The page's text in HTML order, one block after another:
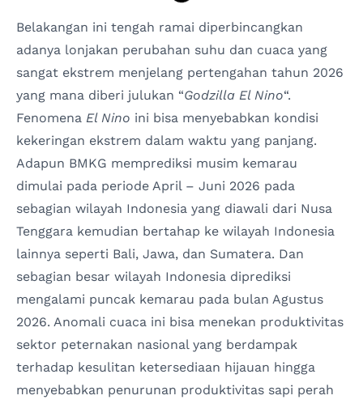
Belakangan ini tengah ramai diperbincangkan
adanya lonjakan perubahan suhu dan cuaca yang
sangat ekstrem menjelang pertengahan tahun 2026
yang mana diberi julukan “Godzilla El Nino“.
Fenomena El Nino ini bisa menyebabkan kondisi
kekeringan ekstrem dalam waktu yang panjang.
Adapun BMKG memprediksi musim kemarau
dimulai pada periode April – Juni 2026 pada
sebagian wilayah Indonesia yang diawali dari Nusa
Tenggara kemudian bertahap ke wilayah Indonesia
lainnya seperti Bali, Jawa, dan Sumatera. Dan
sebagian besar wilayah Indonesia diprediksi
mengalami puncak kemarau pada bulan Agustus
2026. Anomali cuaca ini bisa menekan produktivitas
sektor peternakan nasional yang berdampak
terhadap kesulitan ketersediaan hijauan hingga
menyebabkan penurunan produktivitas sapi perah